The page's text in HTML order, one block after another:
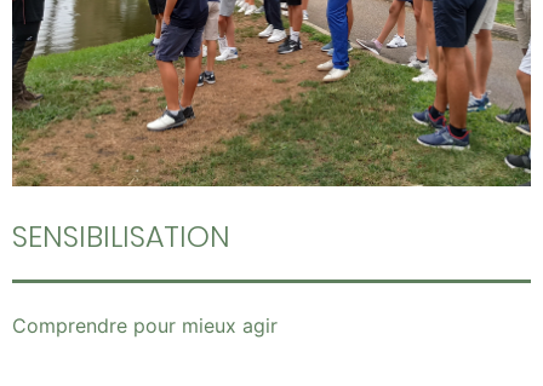
SENSIBILISATION
Comprendre pour mieux agir